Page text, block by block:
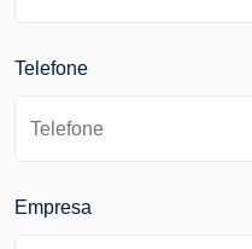
Telefone
Empresa